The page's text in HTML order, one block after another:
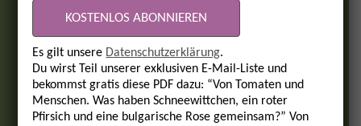
Es gilt unsere Datenschutzerklärung.
Du wirst Teil unserer exklusiven E-Mail-Liste und
bekommst gratis diese PDF dazu: “Von Tomaten und
Menschen. Was haben Schneewittchen, ein roter
Pfirsich und eine bulgarische Rose gemeinsam?” Von